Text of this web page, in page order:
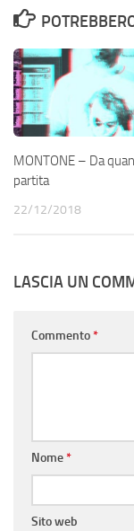
MONTONE – Da
partita
22/12/2018
LASCIA UN
Commento*
Nome*
Sito web